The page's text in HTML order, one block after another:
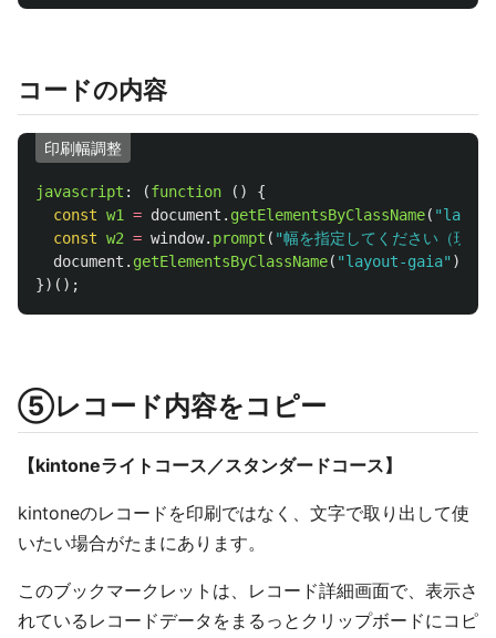
コードの内容
印刷幅調整
javascript : (function ()
{
const w1 = document . getElementsByClassName( "
const w2 = window. prompt ( "幅を指定してください（現状
document . getElementsByClassName( "layout-gaia" )[
})();
⑤レコード内容をコピー
【kintoneライトコース／スタンダードコース】
kintoneのレコードを印刷ではなく、文字で取り出して使
いたい場合がたまにあります。
このブックマークレットは、レコード詳細画面で、表示さ
れているレコードデータをまるっとクリップボードにコピ